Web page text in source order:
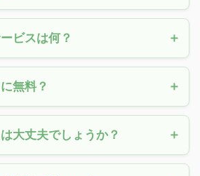
ビスは何？
無料？
大丈夫でしょうか？